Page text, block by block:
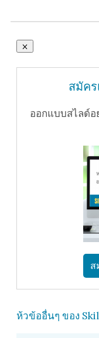
สมัค
ออกแบบสไลด์อ
ส
ห้วข้ออื่นๆ ของ